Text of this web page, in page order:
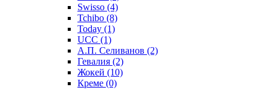
Swisso (4)
Tchibo (8)
Today (1)
UCC (1)
А.П. Селиванов (2)
Гевалия (2)
Жокей (10)
Креме (0)